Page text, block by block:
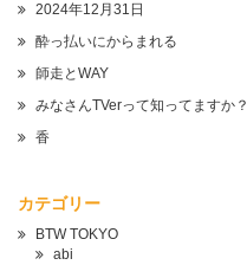
2024年12月31日
酔っ払いにからまれる
師走とWAY
みなさんTVerって知ってますか？
香
カテゴリー
BTW TOKYO
abi